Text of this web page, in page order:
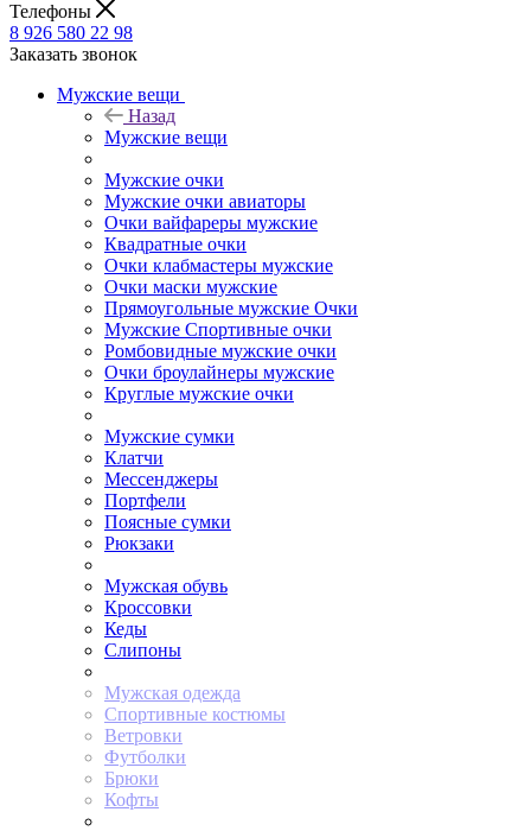
Телефоны
8 926 580 22 98
Заказать звонок
Мужские вещи
Назад
Мужские вещи
Мужские очки
Мужские очки авиаторы
Очки вайфареры мужские
Квадратные очки
Очки клабмастеры мужские
Очки маски мужские
Прямоугольные мужские Очки
Мужские Спортивные очки
Ромбовидные мужские очки
Очки броулайнеры мужские
Круглые мужские очки
Мужские сумки
Клатчи
Мессенджеры
Портфели
Поясные сумки
Рюкзаки
Мужская обувь
Кроссовки
Кеды
Слипоны
Мужская одежда
Спортивные костюмы
Ветровки
Футболки
Брюки
Кофты